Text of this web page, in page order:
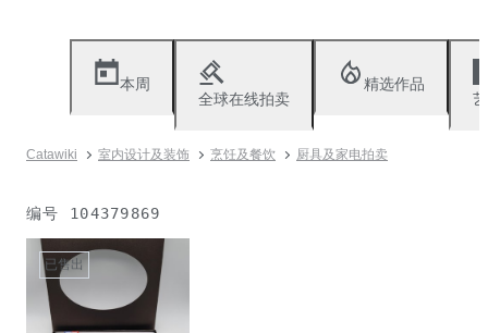
本周
全球在线拍卖
精选作品
Catawiki 室内设计及装饰 烹饪及餐饮 厨具及家电拍卖
编号 104379869
已售出